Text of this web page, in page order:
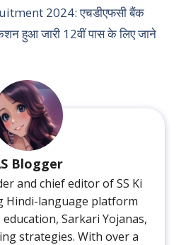
2024: एचडीएफसी बैंक
हुआ जारी 12वीं पास के लिए जाने
Blogger
and chief editor of SS Ki
Hindi-language platform
Sarkari Yojanas,
strategies. With over a